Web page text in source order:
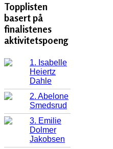
Topplisten
basert på
finalistenes
aktivitetspoeng
1. Isabelle
Heiertz
Dahle
2. Abelone
Smedsrud
3. Emilie
Dolmer
Jakobsen